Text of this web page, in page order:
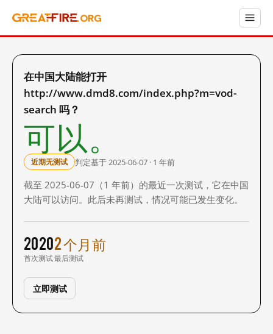
在中国大陆能打开
http://www.dmd8.com/index.php?m=vod-
search 吗？
可以。
近期无测试 判定基于 2025-06-07 · 1 年前
截至 2025-06-07（1 年前）的最近一次测试，它在中国
大陆可以访问。此后未再测试，情况可能已发生变化。
2020
首次测试
2 个月前
最后测试
立即测试